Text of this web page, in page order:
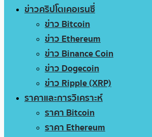
ข่าวคริปโตเคอเรนซี่
ข่าว Bitcoin
ข่าว Ethereum
ข่าว Binance Coin
ข่าว Dogecoin
ข่าว Ripple (XRP)
ราคาและการวิเคราะห์
ราคา Bitcoin
ราคา Ethereum